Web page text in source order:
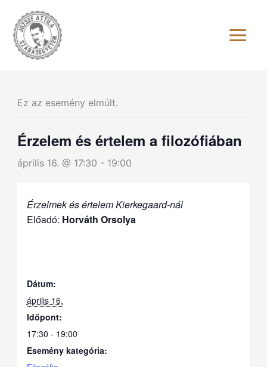
content
Ez az esemény elmúlt.
Érzelem és értelem a filozófiában
április 16. @ 17:30 - 19:00
Érzelmek és értelem Kierkegaard-nál
Előadó: Horváth Orsolya
Dátum:
április 16.
Időpont:
17:30 - 19:00
Esemény kategória: